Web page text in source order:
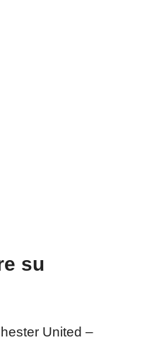
su
United –